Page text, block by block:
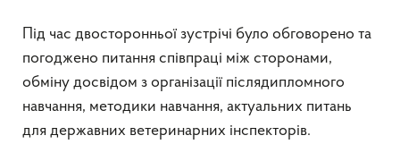
Під час двосторонньої зустрічі було обговорено та
погоджено питання співпраці між сторонами,
обміну досвідом з організації післядипломного
навчання, методики навчання, актуальних питань
для державних ветеринарних інспекторів.